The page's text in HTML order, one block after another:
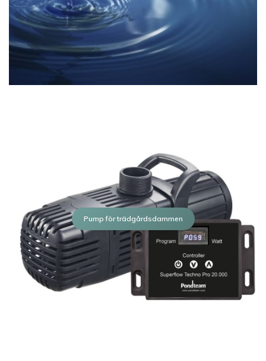
Pump för trädgårdsdammen